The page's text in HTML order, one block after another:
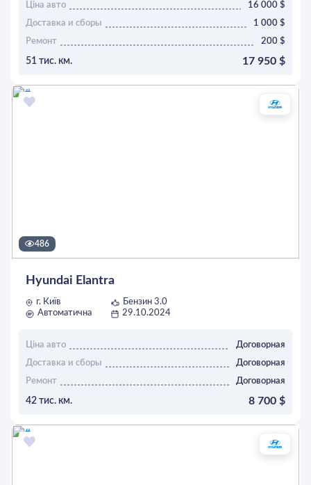
Ціна авто
16 000 $
Доставка и сборы
1 000 $
Ремонт
200 $
51 тис. км. 17 950 $
ОСТАВИТЬ ЗАЯВКУ
486
Hyundai Elantra
г. Київ
Бензин 3.0
Автоматична
29.10.2024
Ціна авто
Договорная
Доставка и сборы
Договорная
Ремонт
Договорная
42 тис. км. 8 700 $
ОСТАВИТЬ ЗАЯВКУ